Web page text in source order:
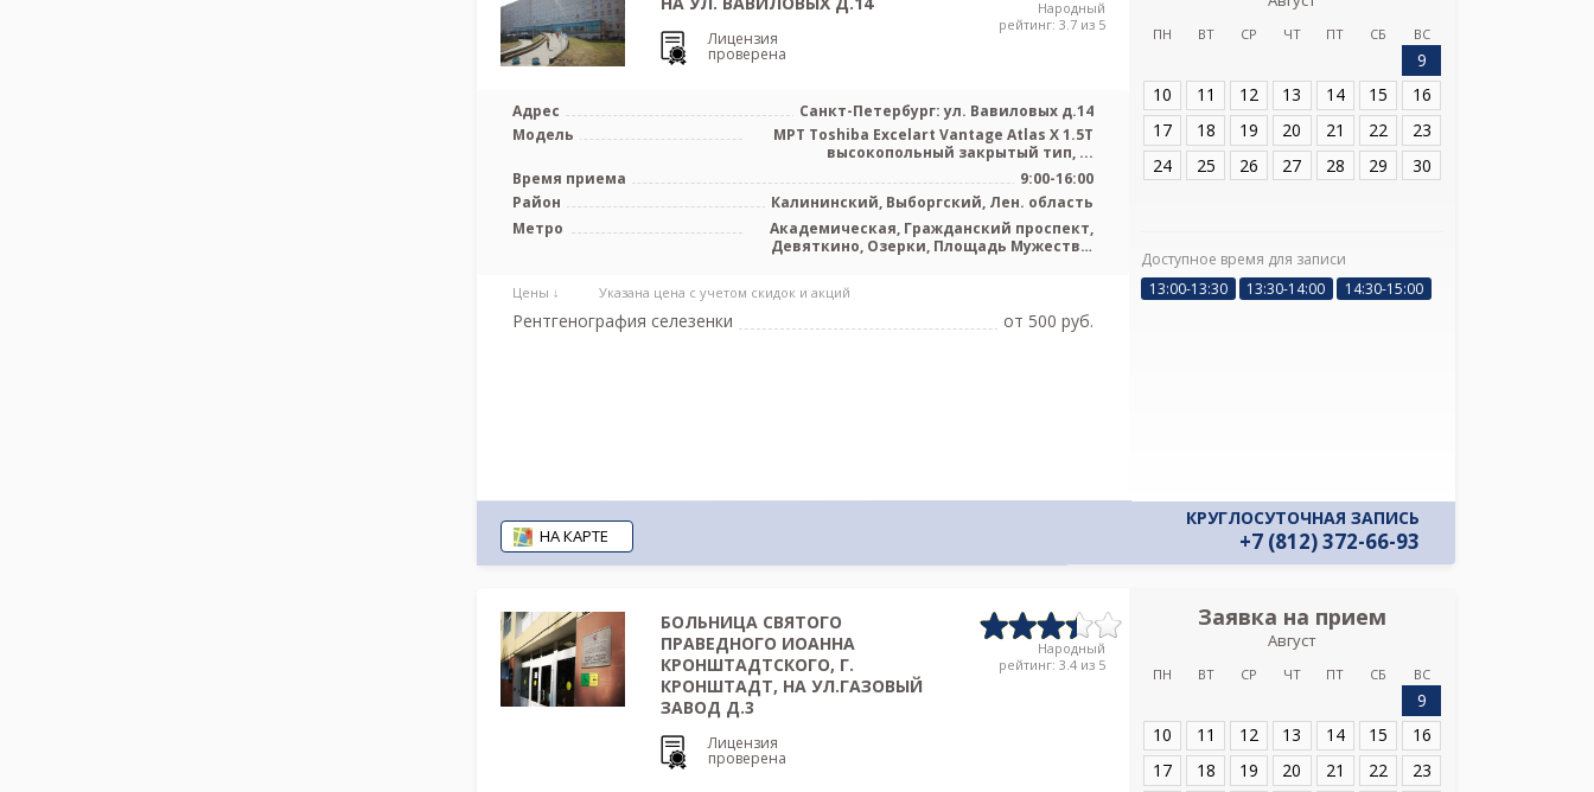
Лицензия
проверена
Народный
рейтинг: 3.7 из 5
Адрес
Санкт-Петербург: ул. Вавиловых д.14
Модель
МРТ Toshiba Excelart Vantage Atlas X 1.5T
высокопольный закрытый тип, ...
Время приема
9:00-16:00
Район
Калининский, Выборгский, Лен. область
Метро
Академическая, Гражданский проспект,
Девяткино, Озерки, Площадь Мужества,
Цены ↓ Указана цена с учетом скидок и акций
Рентгенография селезенки от 500 pуб.
ПН ВТ СР ЧТ ПТ СБ ВС
9
10
11 12 13 14 15
16
17
18 19 20 21 22
23
24
25 26 27 28 29 30
Доступное время для записи
13:00-13:30
13:30-14:00 14:30-15:00
НА КАРТЕ
КРУГЛОСУТОЧНАЯ ЗАПИСЬ
+7 (812) 372-66-93
БОЛЬНИЦА СВЯТОГО
ПРАВЕДНОГО ИОАННА
КРОНШТАДТСКОГО, Г.
КРОНШТАДТ, НА УЛ.ГАЗОВЫЙ
ЗАВОД Д.3
Лицензия
проверена
Народный
рейтинг: 3.4 из 5
Заявка на прием
Август
ПН ВТ СР ЧТ ПТ СБ ВС
9
10
11 12 13 14 15
16
17
18 19 20 21 22
23